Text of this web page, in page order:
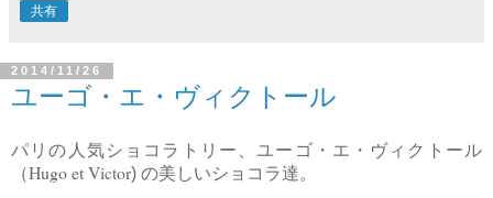
共有
2014/11/26
ユーゴ・エ・ヴィクトール
パリの人気ショコラトリー、ユーゴ・エ・ヴィクトール
（Hugo et Victor) の美しいショコラ達。